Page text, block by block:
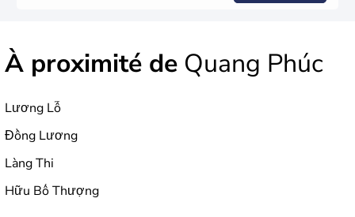
À proximité de Quang Phúc
Lương Lỗ
Đồng Lương
Làng Thi
Hữu Bổ Thượng